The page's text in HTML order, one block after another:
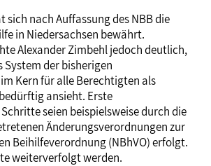
sich nach Auffassung des NBB die
in Niedersachsen bewährt.
Alexander Zimbehl jedoch deutlich,
System der bisherigen
Kern für alle Berechtigten als
ansieht. Erste
seien beispielsweise durch die
Änderungsverordnungen zur
Beihilfeverordnung (NBhVO) erfolgt.
weiterverfolgt werden.